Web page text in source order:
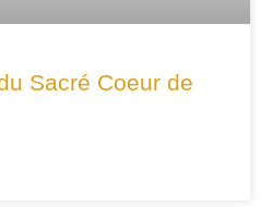
Sacré Coeur de